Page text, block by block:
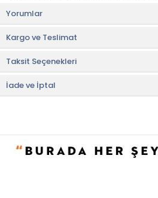
Yüksek kaliteli ve dayanıklı
dokusu ile temas ettiğinizde sizi
örtüsünün dikişleri de son derece
yıllar boyunca kullanabilirsiniz.
Kullanım ve Bakım Bilgileri
• 30 °C'de yıkanabilir.
• Kurutma makinesine düşük devirde
Bu fiyat perakende satışlar için
Evidea tarafından incelenecek ve
Yorumlar
Kargo ve Teslimat
Taksit Seçenekleri
İade ve İptal